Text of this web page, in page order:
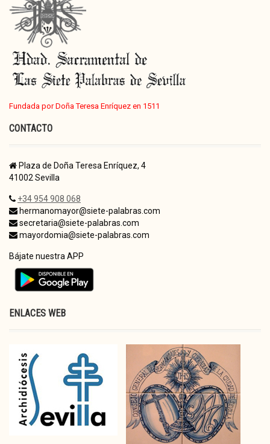
Fundada por Doña Teresa Enríquez en 1511
CONTACTO
Plaza de Doña Teresa Enríquez, 4
41002 Sevilla
+34 954 908 068
hermanomayor@siete-palabras.com
secretaria@siete-palabras.com
mayordomia@siete-palabras.com
Bájate nuestra APP
ENLACES WEB